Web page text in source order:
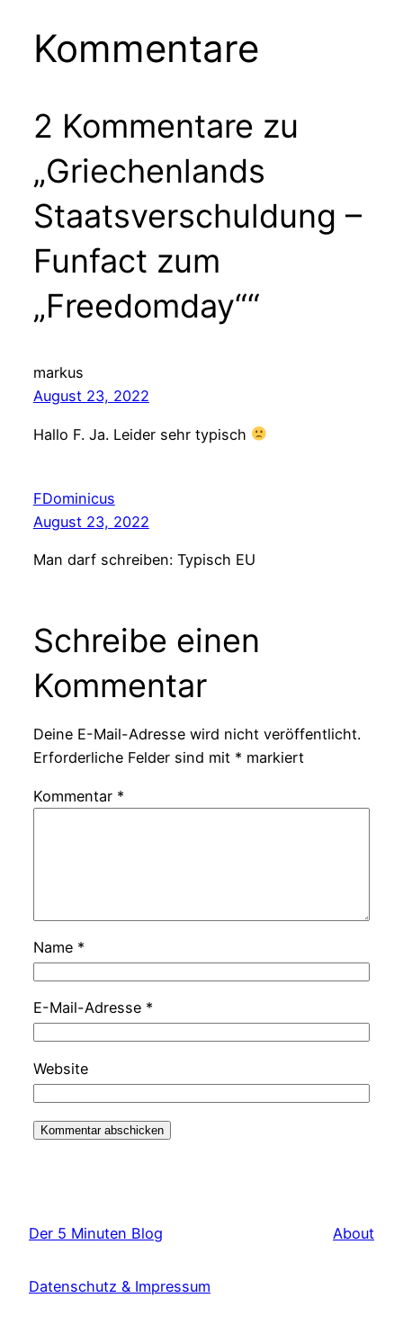
Kommentare
2 Kommentare zu
„Griechenlands
Staatsverschuldung –
Funfact zum
„Freedomday““
markus
August 23, 2022
Hallo F. Ja. Leider sehr typisch
FDominicus
August 23, 2022
Man darf schreiben: Typisch EU
Schreibe einen
Kommentar
Deine E-Mail-Adresse wird nicht veröffentlicht.
Erforderliche Felder sind mit * markiert
Kommentar *
Name *
E-Mail-Adresse *
Website
Der 5 Minuten Blog About
Datenschutz & Impressum